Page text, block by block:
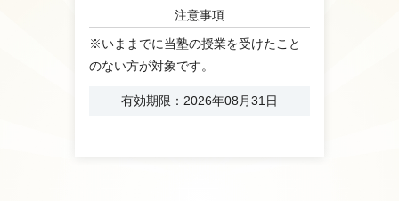
注意事項
※いままでに当塾の授業を受けたこと
のない方が対象です。
有効期限：2026年08月31日